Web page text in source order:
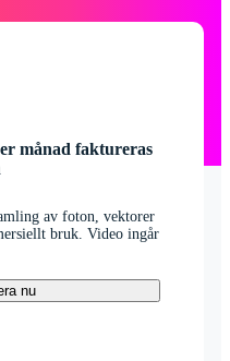
månad faktureras
av foton, vektorer
bruk. Video ingår
nu